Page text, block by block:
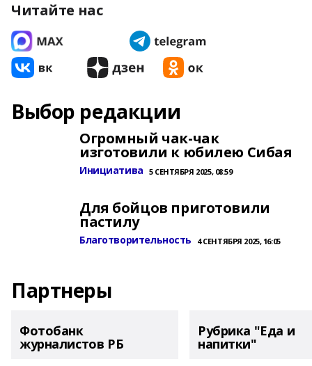
Читайте нас
Выбор редакции
Огромный чак-чак
изготовили к юбилею Сибая
Инициатива 5 СЕНТЯБРЯ 2025, 08:59
Для бойцов приготовили
пастилу
Благотворительность 4 СЕНТЯБРЯ 2025, 16:05
Партнеры
Фотобанк
журналистов РБ
Рубрика "Еда и
напитки"